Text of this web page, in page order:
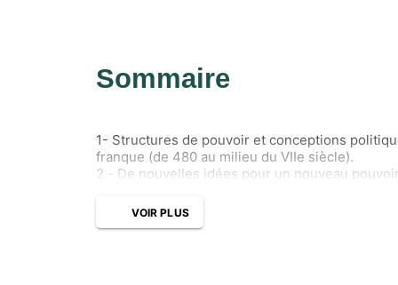
Sommaire
1- Structures de pouvoir et conceptions
franque (de 480 au milieu du VIIe siècle).
2 - De nouvelles idées pour un nouveau
3 - Royauté, principautés et seigneuries :
880-vers 1080).
VOIR PLUS